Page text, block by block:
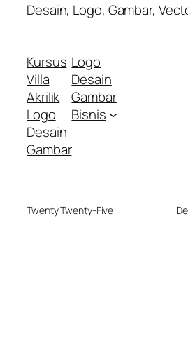
Desain, Logo, Gambar,
Kursus
Villa
Akrilik
Logo
Desain
Gambar
Logo
Desain
Gambar
Bisnis
Twenty Twenty-Five